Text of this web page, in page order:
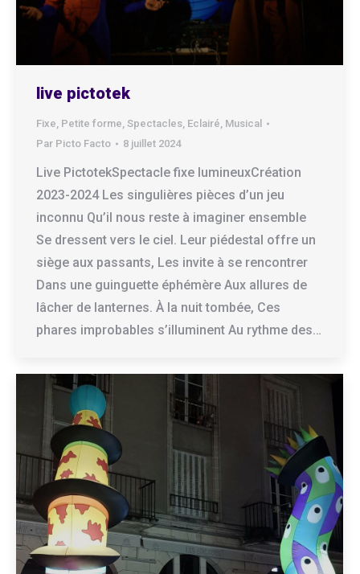
live pictotek
Fixe, Petite forme, Spectacles, Eclairé, Musical
Par Picto Facto 8 juillet 2024
Live PictotekSpectacle fixe lumineuxCréation
2023-2024 Les singulières pièces d’un jeu
inconnu Qu’il nous reste à imaginer ensemble
Se dressent vers le ciel. Leur piédestal offre un
siège aux passants, Les invite à se rencontrer
Dans une guinguette éphémère Aux allures de
lâcher de lanternes. À la nuit tombée, Ces
phares improbables s’illuminent Au rythme des…